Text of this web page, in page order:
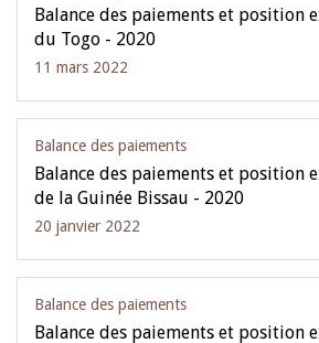
Balance des paiements et position
du Togo - 2020
11 mars 2022
Balance des paiements
Balance des paiements et position
de la Guinée Bissau - 2020
20 janvier 2022
Balance des paiements
Balance des paiements et position